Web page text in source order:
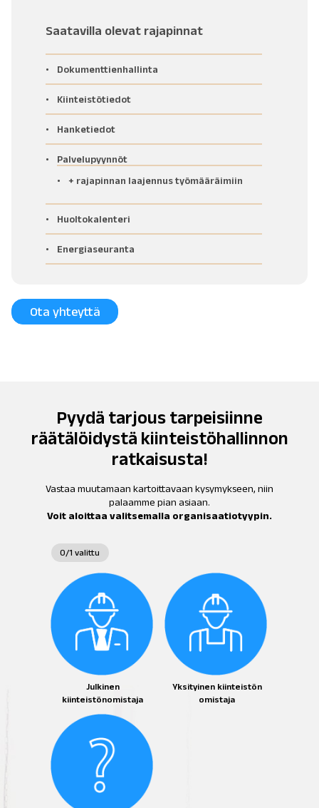
Saatavilla olevat rajapinnat
Dokumenttienhallinta
Kiinteistötiedot
Hanketiedot
Palvelupyynnöt
+ rajapinnan laajennus työmääräimiin
Huoltokalenteri
Energiaseuranta
Ota yhteyttä